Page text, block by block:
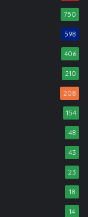
750
598
406
210
208
154
48
43
23
18
14